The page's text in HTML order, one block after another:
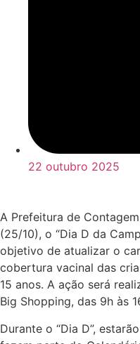
22 outubro 2025
A Prefeitura de
(25/10), o “Dia D da
objetivo de atualizar o
cobertura vacinal das
15 anos. A ação será
Big Shopping, das 9h às
Durante o “Dia D”,